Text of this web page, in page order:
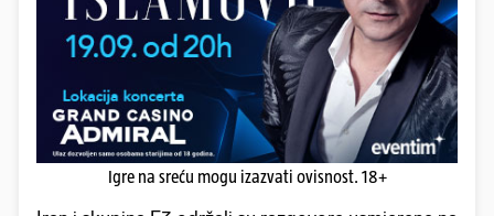
Igre na sreću mogu izazvati ovisnost. 18+